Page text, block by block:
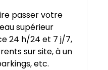
passer votre
supérieur
24 h/24 et 7 j/7,
sur site, à un
etc.